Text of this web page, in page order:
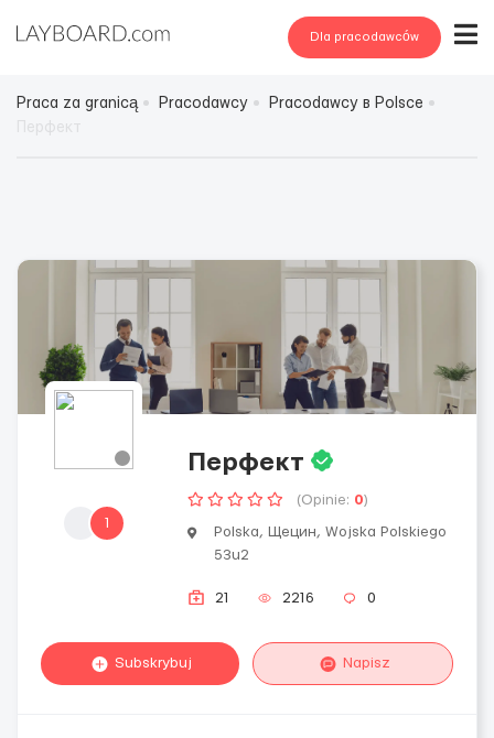
Dla pracodawców
Praca za granicą Pracodawcy
Pracodawcy в Polsce
1
Перфект
(Opinie: 0)
Polska, Щецин, Wojska Polskiego
53u2
21 2216 0
Subskrybuj Napisz